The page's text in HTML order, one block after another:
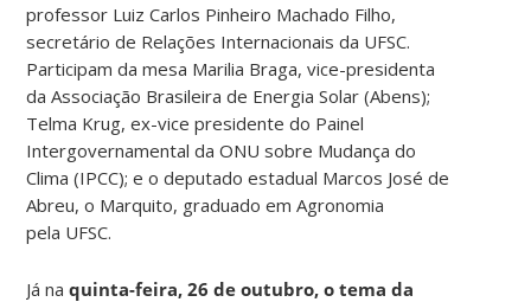
professor Luiz Carlos Pinheiro Machado Filho,
secretário de Relações Internacionais da UFSC.
Participam da mesa Marilia Braga, vice-presidenta
da Associação Brasileira de Energia Solar (Abens);
Telma Krug, ex-vice presidente do Painel
Intergovernamental da ONU sobre Mudança do
Clima (IPCC); e o deputado estadual Marcos José de
Abreu, o Marquito, graduado em Agronomia
pela UFSC.
Já naquinta-feira, 26 de outubro, o tema da